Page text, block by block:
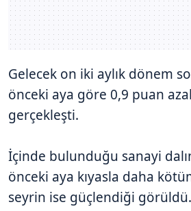
Gelecek on iki aylık dönem
önceki aya göre 0,9 puan
gerçekleşti.
İçinde bulunduğu sanayi
önceki aya kıyasla daha
seyrin ise güçlendiği görüldü.